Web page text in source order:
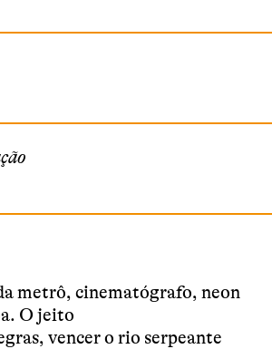
metrô, cinematógrafo, neon
O jeito
vencer o rio serpeante